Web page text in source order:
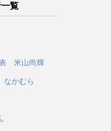
覧
米山尚輝
かむら